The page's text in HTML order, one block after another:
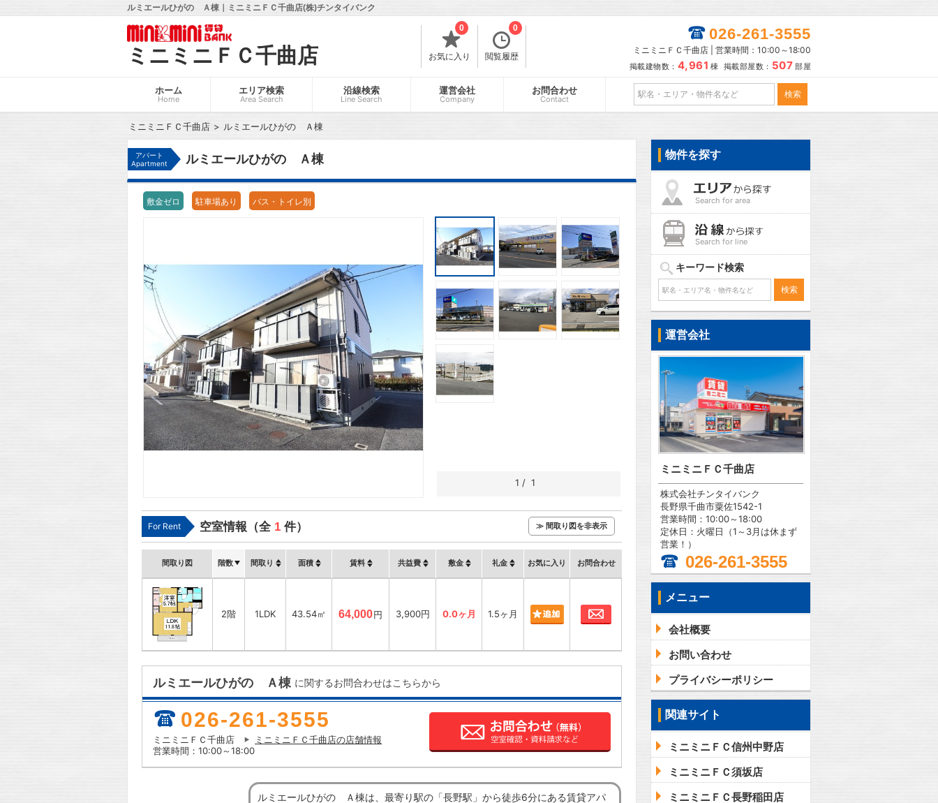
ルミエールひがの Ａ棟｜ミニミニＦＣ千曲店(株)チンタイバンク
ミニミニＦＣ千曲店 お気に入り
0
閲覧履歴
0 026-261-3555
ミニミニＦＣ千曲店 | 営業時間：10:00～18:00
掲載建物数： 4,961 棟 掲載部屋数： 507 部屋
ホーム
Home
エリア検索
Area Search
沿線検索
Line Search
運営会社
Company
お問合わせ
Contact
ミニミニＦＣ千曲店 ルミエールひがの Ａ棟
アパート
Apartment
ルミエールひがの Ａ棟
敷金ゼロ 駐車場あり バス・トイレ別
1 / 1
For Rent 空室情報（全 1 件） ≫ 間取り図を非表示
間取り図 階数 間取り 面積 賃料 共益費 敷金 礼金 お気に入り お問合わせ
2階 1LDK 43.54㎡ 64,000円 3,900円 0.0ヶ月 1.5ヶ月 お問合わせ
ルミエールひがの Ａ棟 に関するお問合わせはこちらから
026-261-3555
ミニミニＦＣ千曲店
ミニミニＦＣ千曲店の店舗情報
営業時間：10:00～18:00
ルミエールひがの Ａ棟は、最寄り駅の「長野駅」から徒歩6分にある賃貸アパ
物件を探す
Search for area
Search for line
キーワード検索
運営会社
ミニミニＦＣ千曲店
株式会社チンタイバンク
長野県千曲市粟佐1542-1
営業時間：10:00～18:00
定休日：火曜日（1～3月は休まず
営業！）
026-261-3555
メニュー
会社概要
お問い合わせ
プライバシーポリシー
関連サイト
ミニミニＦＣ信州中野店
ミニミニＦＣ須坂店
ミニミニＦＣ長野稲田店